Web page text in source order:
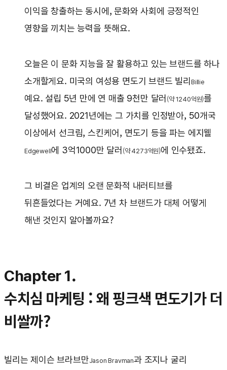
이익을 창출하는 동시에, 문화와 사회에 긍정적인
영향을 끼치는 능력을 뜻해요.
오늘은 이 문화 지능을 잘 활용하고 있는 브랜드를 하나
소개할게요. 미국의 여성용 면도기 브랜드 빌리 Billie
예요. 설립 5년 만에 연 매출 9천만 달러 (약 1240억원)를
달성했어요. 2021년에는 그 가치를 인정받아, 50개국
이상에서 선크림, 스킨케어, 면도기 등을 파는 에지웰
Edgewell에 3억1000만 달러 (약 4273억원)에 인수됐죠.
그 비결은 업계의 오랜 문화적 내러티브를
뒤흔들었다는 거예요. 7년 차 브랜드가 대체 어떻게
해낸 것인지 알아볼까요?
Chapter 1.
수치심 마케팅 : 왜 핑크색 면도기가 더
비쌀까?
빌리는 제이슨 브라브만Jason Bravman과 조지나 굴리